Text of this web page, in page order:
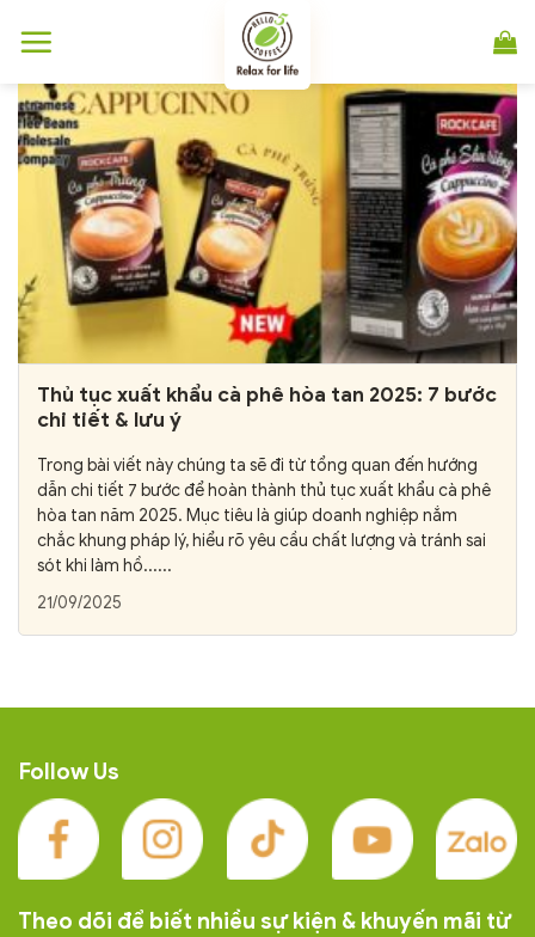
đến
dung
Thủ tục xuất khẩu cà phê hòa tan 2025: 7 bước
chi tiết & lưu ý
Trong bài viết này chúng ta sẽ đi từ tổng quan đến hướng
dẫn chi tiết 7 bước để hoàn thành thủ tục xuất khẩu cà phê
hòa tan năm 2025. Mục tiêu là giúp doanh nghiệp nắm
chắc khung pháp lý, hiểu rõ yêu cầu chất lượng và tránh sai
sót khi làm hồ......
21/09/2025
Follow Us
Theo dõi để biết nhiều sự kiện & khuyến mãi từ